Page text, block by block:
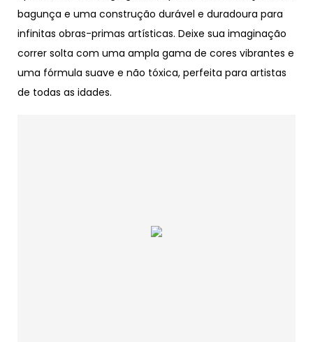
bagunça e uma construção durável e duradoura para
infinitas obras-primas artísticas. Deixe sua imaginação
correr solta com uma ampla gama de cores vibrantes e
uma fórmula suave e não tóxica, perfeita para artistas
de todas as idades.